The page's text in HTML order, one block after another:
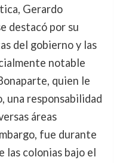
Gerardo
destacó por su
del gobierno y las
notable
quien le
una responsabilidad
áreas
fue durante
las colonias bajo el